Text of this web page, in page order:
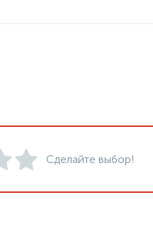
Сделайте выбор!